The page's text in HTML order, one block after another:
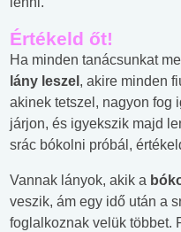
Értékeld őt!
Ha minden tanácsunkat
lány leszel , akire minden
akinek tetszel, nagyon fog
járjon, és igyekszik majd
srác bókolni próbál,
Vannak lányok, akik a
veszik, ám egy idő után a
foglalkoznak velük többet.